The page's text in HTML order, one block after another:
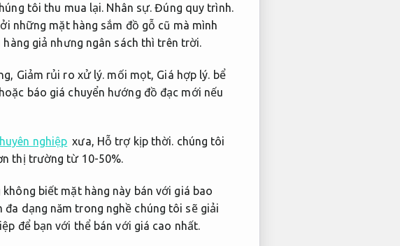
tôi thu mua lại. Nhân sự. Đúng quy trình.
những mặt hàng sắm đồ gỗ cũ mà mình
giả nhưng ngân sách thì trên trời.
Giảm rủi ro xử lý. mối mọt, Giá hợp lý. bể
báo giá chuyển hướng đồ đạc mới nếu
nghiệp xưa, Hỗ trợ kịp thời. chúng tôi
thị trường từ 10-50%.
biết mặt hàng này bán với giá bao
dạng năm trong nghề chúng tôi sẽ giải
để bạn với thể bán với giá cao nhất.